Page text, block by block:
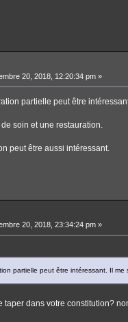
20, 2018, 12:20:34 pm »
partielle peut être
soin et une restauration.
peut être aussi intéressant.
20, 2018, 23:34:24 pm »
partielle peut être intéressant. Il me
dans votre constitution? non